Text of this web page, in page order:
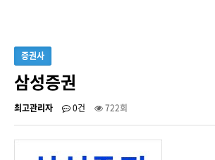
증권사
삼성증권
최고관리자 0건 722회